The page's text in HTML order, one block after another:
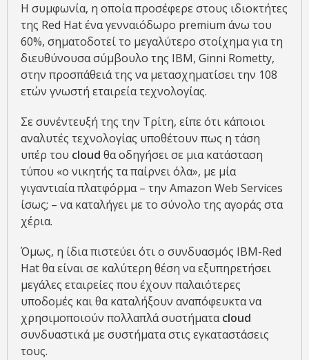
Η συμφωνία, η οποία προσέφερε στους ιδιοκτήτες
της Red Hat ένα γενναιόδωρο premium άνω του
60%, σηματοδοτεί το μεγαλύτερο στοίχημα για τη
διευθύνουσα σύμβουλο της IBM, Ginni Rometty,
στην προσπάθειά της να μετασχηματίσει την 108
ετών γνωστή εταιρεία τεχνολογίας.
Σε συνέντευξή της την Τρίτη, είπε ότι κάποιοι
αναλυτές τεχνολογίας υποθέτουν πως η τάση
υπέρ του cloud θα οδηγήσει σε μια κατάσταση
τύπου «ο νικητής τα παίρνει όλα», με μία
γιγαντιαία πλατφόρμα – την Amazon Web Services
ίσως; – να καταλήγει με το σύνολο της αγοράς στα
χέρια.
Όμως, η ίδια πιστεύει ότι ο συνδυασμός IBM-Red
Hat θα είναι σε καλύτερη θέση να εξυπηρετήσει
μεγάλες εταιρείες που έχουν παλαιότερες
υποδομές και θα καταλήξουν αναπόφευκτα να
χρησιμοποιούν πολλαπλά συστήματαcloud
συνδυαστικά με συστήματα στις εγκαταστάσεις
τους.